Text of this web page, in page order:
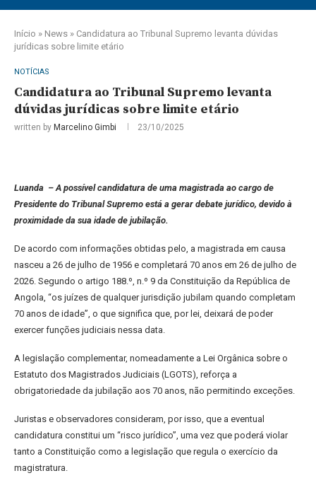
Início » News » Candidatura ao Tribunal Supremo levanta dúvidas
jurídicas sobre limite etário
NOTÍCIAS
Candidatura ao Tribunal Supremo levanta
dúvidas jurídicas sobre limite etário
written by Marcelino Gimbi 23/10/2025
Luanda – A possível candidatura de uma magistrada ao cargo de
Presidente do Tribunal Supremo está a gerar debate jurídico, devido à
proximidade da sua idade de jubilação.
De acordo com informações obtidas pelo, a magistrada em causa
nasceu a 26 de julho de 1956 e completará 70 anos em 26 de julho de
2026. Segundo o artigo 188.º, n.º 9 da Constituição da República de
Angola, “os juízes de qualquer jurisdição jubilam quando completam
70 anos de idade”, o que significa que, por lei, deixará de poder
exercer funções judiciais nessa data.
A legislação complementar, nomeadamente a Lei Orgânica sobre o
Estatuto dos Magistrados Judiciais (LGOTS), reforça a
obrigatoriedade da jubilação aos 70 anos, não permitindo exceções.
Juristas e observadores consideram, por isso, que a eventual
candidatura constitui um “risco jurídico”, uma vez que poderá violar
tanto a Constituição como a legislação que regula o exercício da
magistratura.